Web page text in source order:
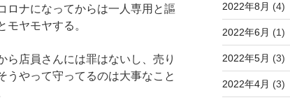
ロナになってからは一人専用と謳
モヤモヤする。
ら店員さんには罪はないし、売り
うやって守ってるのは大事なこと
2022年8月 (4)
2022年6月 (1)
2022年5月 (3)
2022年4月 (3)